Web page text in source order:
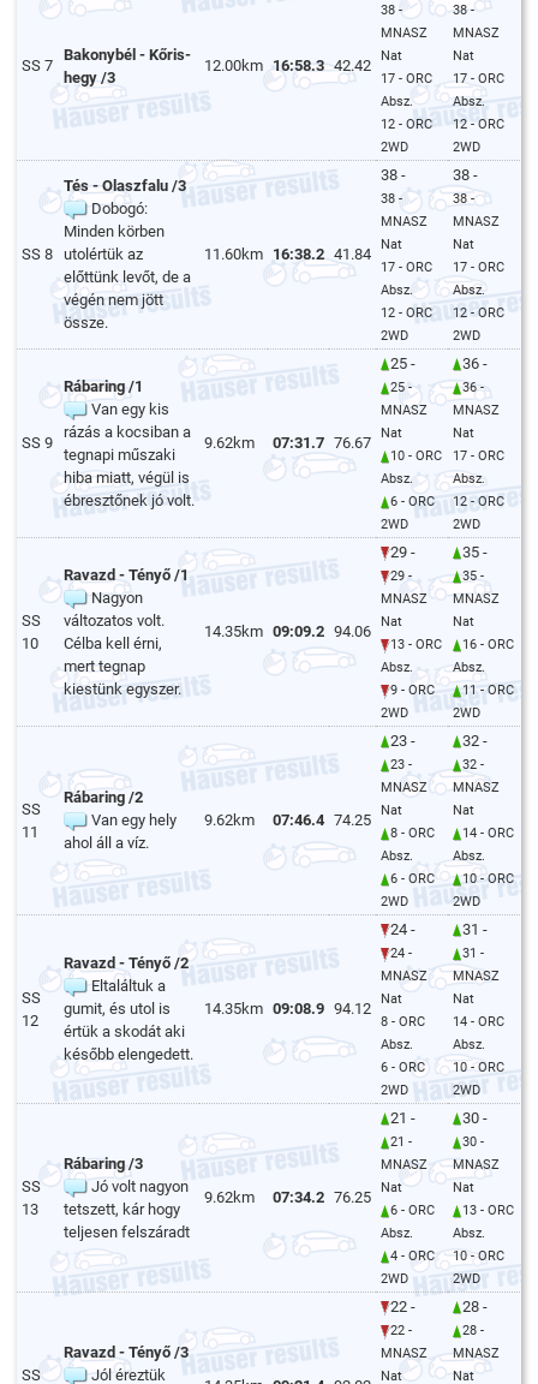
SS 7
Bakonybél - Kőris-
hegy /3
12.00km 16:58.3 42.42
38 -
MNASZ
Nat
17 - ORC
Absz.
12 - ORC
2WD
38 -
MNASZ
Nat
17 - ORC
Absz.
12 - ORC
2WD
SS 8
Tés - Olaszfalu /3
Dobogó:
Minden körben
utolértük az
előttünk levőt, de a
végén nem jött
össze.
11.60km 16:38.2 41.84
38 -
38 -
MNASZ
Nat
17 - ORC
Absz.
12 - ORC
2WD
38 -
38 -
MNASZ
Nat
17 - ORC
Absz.
12 - ORC
2WD
SS 9
Rábaring /1
Van egy kis
rázás a kocsiban a
tegnapi műszaki
hiba miatt, végül is
ébresztőnek jó volt.
9.62km 07:31.7 76.67
25 -
25 -
MNASZ
Nat
10 - ORC
Absz.
6 - ORC
2WD
36 -
36 -
MNASZ
Nat
17 - ORC
Absz.
12 - ORC
2WD
SS
10
Ravazd - Tényő /1
Nagyon
változatos volt.
Célba kell érni,
mert tegnap
kiestünk egyszer.
14.35km 09:09.2 94.06
29 -
29 -
MNASZ
Nat
13 - ORC
Absz.
9 - ORC
2WD
35 -
35 -
MNASZ
Nat
16 - ORC
Absz.
11 - ORC
2WD
SS
11
Rábaring /2
Van egy hely
ahol áll a víz.
9.62km 07:46.4 74.25
23 -
23 -
MNASZ
Nat
8 - ORC
Absz.
6 - ORC
2WD
32 -
32 -
MNASZ
Nat
14 - ORC
Absz.
10 - ORC
2WD
SS
12
Ravazd - Tényő /2
Eltaláltuk a
gumit, és utol is
értük a skodát aki
később elengedett.
14.35km 09:08.9 94.12
24 -
24 -
MNASZ
Nat
8 - ORC
Absz.
6 - ORC
2WD
31 -
31 -
MNASZ
Nat
14 - ORC
Absz.
10 - ORC
2WD
SS
13
Rábaring /3
Jó volt nagyon
tetszett, kár hogy
teljesen felszáradt
9.62km 07:34.2 76.25
21 -
21 -
MNASZ
Nat
6 - ORC
Absz.
4 - ORC
2WD
30 -
30 -
MNASZ
Nat
13 - ORC
Absz.
10 - ORC
2WD
SS
Ravazd - Tényő /3
Jól éreztük
22 -
22 -
MNASZ
Nat
28 -
28 -
MNASZ
Nat